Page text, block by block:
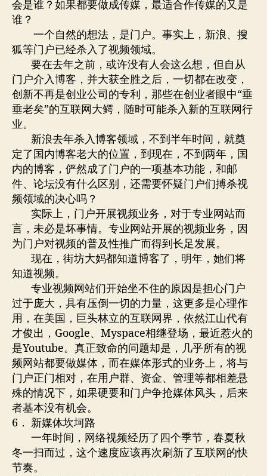
会是谁？如果都要做成传媒，最适合作传媒的又是
谁？
一个自然的想法，是门户。事实上，新浪、搜
狐等门户已经杀入了视频领域。
要在去年之前，或许没有人会这么想，但自从
门户介入博客，并大获全胜之后，一切都在改变，
创新不再是创业公司的专利，那些在创业者眼中“垂
垂老矣”的互联网大鳄，随时可能杀入新的互联网行
业。
新浪去年杀入博客领域，不到半年时间，就奠
定了国内博客老大的位置，到现在，不到两年，国
内的博客，俨然成了门户的一项基本功能，和邮
件、论坛没有什么区别，还需要怀疑门户们搏杀视
频领域的决心吗？
实际上，门户开展视频业务，对于专业网站而
言，未必是坏事情。专业网站开展的视频业务，因
为门户对视频的普及性推广而得到长足发展。
现在，街坊大妈都知道博客了，明年，她们将
知道视频。
专业视频网站们开始坐不住的原因是担心门户
过于庞大，具有压倒一切的力量，这更多是心理作
用，在美国，巨头林立的互联网界，依然江山代有
才俊出，Google、Myspace相继登场，最近惹火的
是Youtube。真正致命的问题却是，几乎所有的视
频网站都要做媒体，而在媒体形式的业务上，将与
门户正门相对，在用户群、资金、管理等都相差悬
殊的情况下，如果硬要和门户争抢媒体风头，后来
者基本没有机会。
6． 新媒体坎坷路
一年时间，网络视频经历了四个季节，春夏秋
冬一扫而过，这个速度应该再次刷新了互联网的快
节奏。